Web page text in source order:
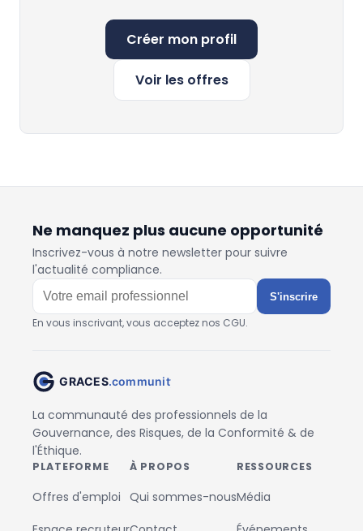
Créer mon profil
Voir les offres
Ne manquez plus aucune opportunité
Inscrivez-vous à notre newsletter pour suivre
l'actualité compliance.
S'inscrire
En vous inscrivant, vous acceptez nos CGU.
La communauté des professionnels de la
Gouvernance, des Risques, de la Conformité & de
l'Éthique.
PLATEFORME
Offres d'emploi
À PROPOS
Qui sommes-nous
RESSOURCES
Média